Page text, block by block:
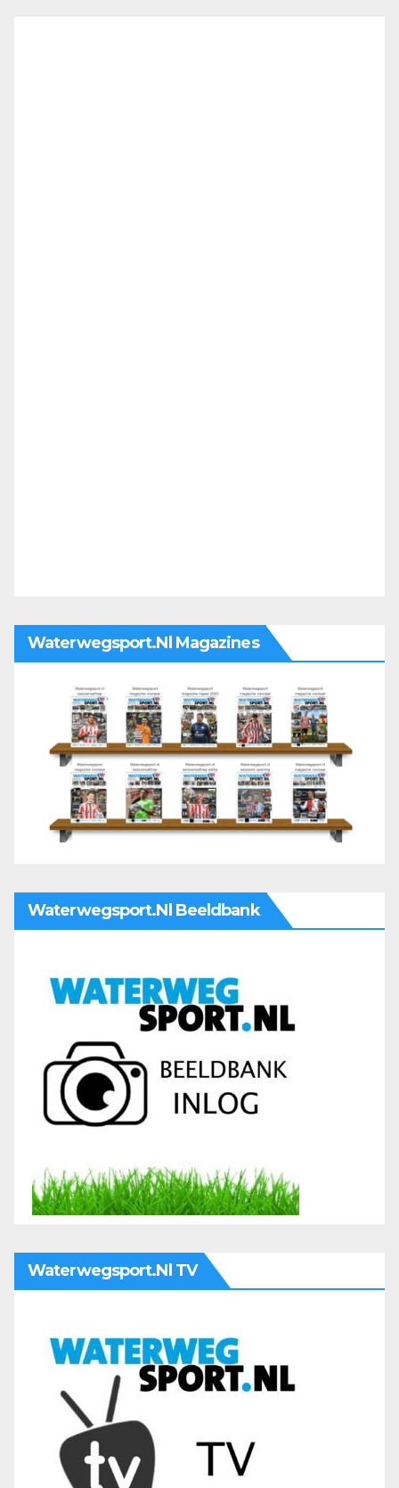
Waterwegsport.nl Magazines
Waterwegsport.nl Beeldbank
Waterwegsport.nl TV